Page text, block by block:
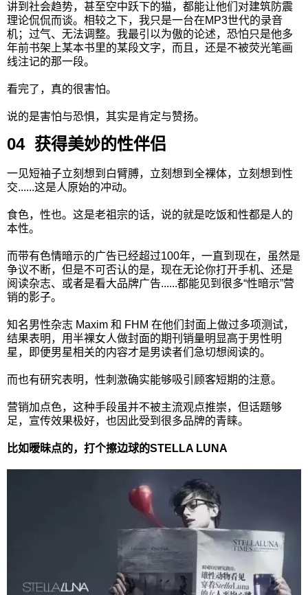
讲到社会趋势，甚至空中跃下的猫，都能让他们对建筑防震
理论侃侃而谈。相较之下，我只是一台在MP3世代的录音
机；过气、无法调整。我最引以为傲的论述，恐怕只是他多
年前书架上某本书里的某段文字，而且，还是不被荧光笔画
线注记的那一段。
看完了，真的很害怕。
说的是害怕与恐惧，其实是肯定与赞扬。
04 获得美妙的性伴侣
一见短袖子立刻想到白臂膊，立刻想到全裸体，立刻想到性
交......这是人原始的冲动。
食色，性也。这是老祖宗的话，说的就是吃饭和性都是人的
本性。
而带有色情暗示的广告已经超过100年，一直到现在，虽然是
争议不断，但是不可否认的是，现在无论你打开手机、还是
阅读杂志、或者是看大品牌广告......都能见到很多“性暗示”营
销的影子。
知名男性杂志 Maxim 和 FHM 在他们封面上做过多项测试，
结果表明，用半裸女人做封面的期刊销量明显高于男性明
星，即便男星相关的内容才是男读者们急切想阅读的。
而也有研究表明，性刺激确实能够吸引顾客短期的注意。
营销加点色，这种手段虽并不被主流观点推崇，但话题够
足，宣传效果极好，也因此受到很多品牌的青睐。
比如暧昧点的，打个擦边球的STELLA LUNA